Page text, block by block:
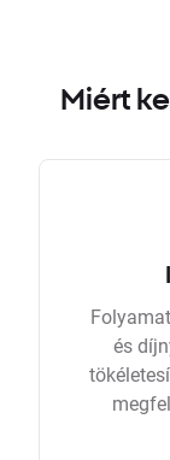
Miért
és